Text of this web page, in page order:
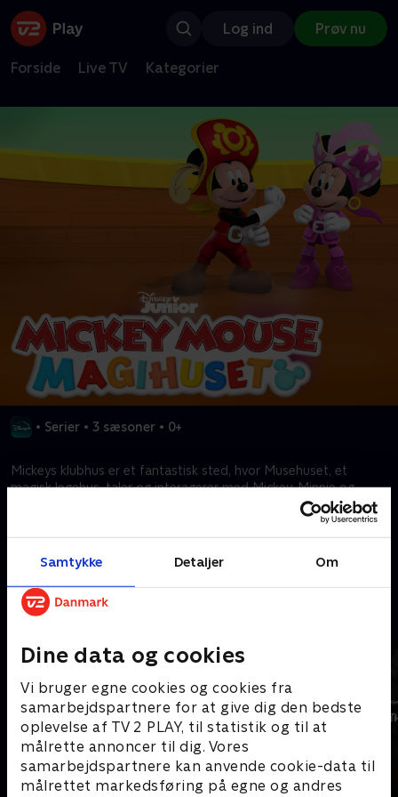
Samtykke Detaljer Om
Dine data og cookies
Vi bruger egne cookies og cookies fra
samarbejdspartnere for at give dig den bedste
oplevelse af TV 2 PLAY, til statistik og til at
målrette annoncer til dig. Vores
samarbejdspartnere kan anvende cookie-data til
målrettet markedsføring på egne og andres
Log ind Prøv nu
Forside Live TV Kategorier
• Serier • 3 sæsoner • 0+
Mickeys klubhus er et fantastisk sted, hvor Musehuset, et
magisk legehus, taler og interagerer med Mickey, Minnie og
Kræver tilkøb
Mere indhold fra Disney+